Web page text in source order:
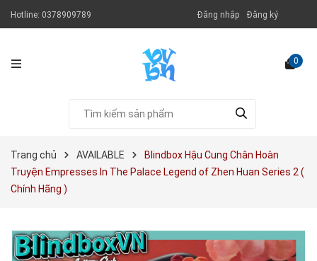
Hotline: 0378909789 Đăng nhập Đăng ký
0
Trang chủ AVAILABLE
Blindbox Hậu Cung Chân Hoàn
Truyện Empresses In The Palace Legend of Zhen Huan Series 2 (
Chính Hãng )